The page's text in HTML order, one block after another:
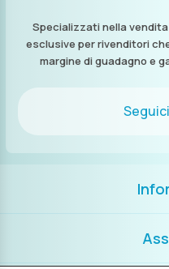
Specializzati nella
esclusive per rivenditori
margine di guadagno e
Seguici